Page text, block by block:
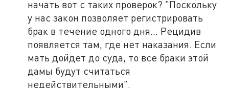
начать вот с таких проверок? "Поскольку
у нас закон позволяет регистрировать
брак в течение одного дня... Рецидив
появляется там, где нет наказания. Если
мать дойдет до суда, то все браки этой
дамы будут считаться
недействительными".